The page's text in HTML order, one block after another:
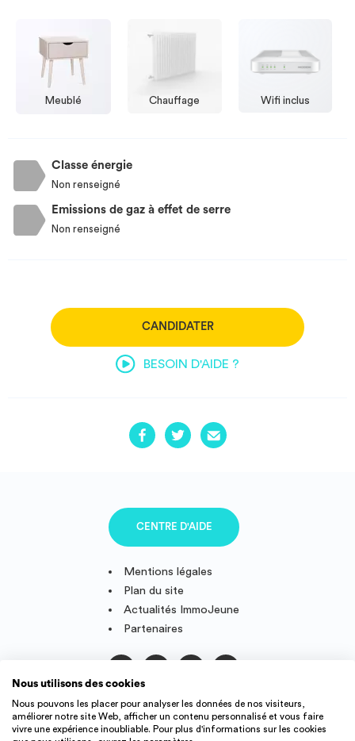
Meublé Chauffage Wifi inclus
Classe énergie
Non renseigné
Emissions de gaz à effet de serre
Non renseigné
CANDIDATER
BESOIN D'AIDE ?
Mentions légales
Plan du site
Actualités ImmoJeune
Partenaires
CENTRE D'AIDE
Suivez-nous
Nous utilisons des cookies
Nous pouvons les placer pour analyser les données de nos visiteurs,
améliorer notre site Web, afficher un contenu personnalisé et vous faire
vivre une expérience inoubliable. Pour plus d'informations sur les cookies